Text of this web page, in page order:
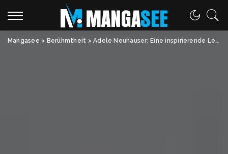
Mangasee > Berühmtheit >Adele Neuhauser: Eine inspirierende Lebensgeschichte